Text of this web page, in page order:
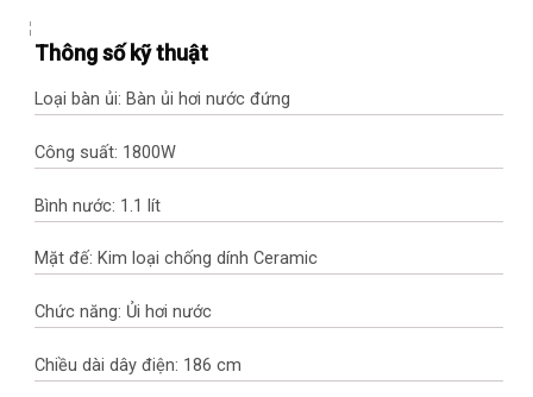
Thông số kỹ thuật
Loại bàn ủi: Bàn ủi hơi nước đứng
Công suất: 1800W
Bình nước: 1.1 lít
Mặt đế: Kim loại chống dính Ceramic
Chức năng: Ủi hơi nước
Chiều dài dây điện: 186 cm